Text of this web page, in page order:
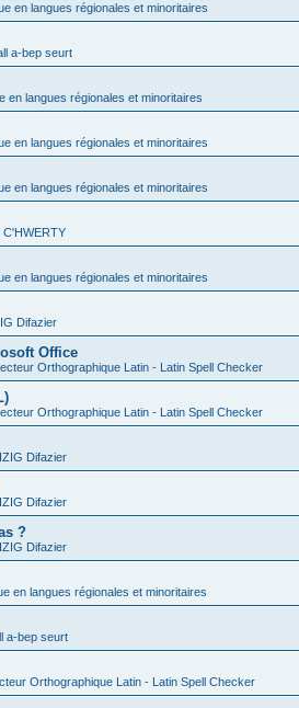
en langues régionales et minoritaires
a-bep seurt
en langues régionales et minoritaires
en langues régionales et minoritaires
en langues régionales et minoritaires
en langues régionales et minoritaires
Difazier
Office
Orthographique Latin - Latin Spell Checker
Orthographique Latin - Latin Spell Checker
Difazier
Difazier
?
Difazier
en langues régionales et minoritaires
a-bep seurt
Orthographique Latin - Latin Spell Checker